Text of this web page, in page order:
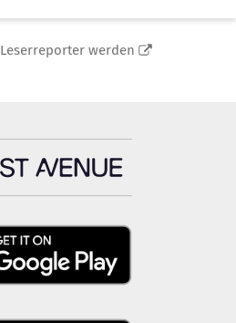
Leserreporter werden